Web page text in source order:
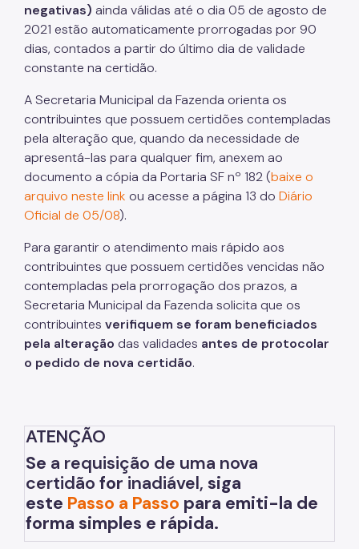
ITBI (Transmissão de Imóveis)
Nota Fiscal Paulistana
Outros Serviços e Orientações
Pagamento de Tributos
Parcelamento de Tributos
Regularidade das UO's
SAV - Protocolo de serviços eletrônicos
Senha Web
Sistema de Movimentação Bancária (SIMBA)
Simples Nacional (Supersimples)
Atendimento
Contas Públicas
Legislação
Notícias
negativas) ainda válidas até o dia 05 de agosto de
2021 estão automaticamente prorrogadas por 90
dias, contados a partir do último dia de validade
constante na certidão.
A Secretaria Municipal da Fazenda orienta os
contribuintes que possuem certidões contempladas
pela alteração que, quando da necessidade de
apresentá-las para qualquer fim, anexem ao
documento a cópia da Portaria SF nº 182 (baixe o
arquivo neste link ou acesse a página 13 do Diário
Oficial de 05/08).
Para garantir o atendimento mais rápido aos
contribuintes que possuem certidões vencidas não
contempladas pela prorrogação dos prazos, a
Secretaria Municipal da Fazenda solicita que os
contribuintes verifiquem se foram beneficiados
pela alteração das validades antes de protocolar
o pedido de nova certidão.
ATENÇÃO
Se a requisição de uma nova
certidão for inadiável, siga
este Passo a Passo para emiti-la de
forma simples e rápida.